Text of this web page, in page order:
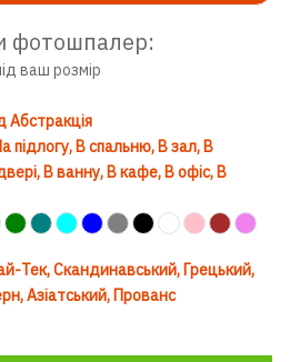
фотошпалер:
ваш розмір
Абстракція
підлогу В спальню В зал В
В ванну В кафе В офіс В
Тек Скандинавський Грецький
Азіатський Прованс